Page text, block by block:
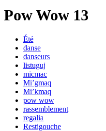
Pow Wow 13
Été
danse
danseurs
listuguj
micmac
Mi’gmaq
Mi’kmaq
pow wow
rassemblement
regalia
Restigouche